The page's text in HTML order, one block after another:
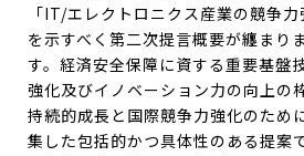
「IT/エレクトロニクス産業の競争力
を示すべく第二次提言概要が纏まり
す。経済安全保障に資する重要基盤
強化及びイノベーション力の向上の
持続的成長と国際競争力強化のため
集した包括的かつ具体性のある提案で